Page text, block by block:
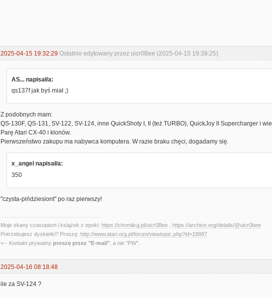
2025-04-15 19:32:29 Ostatnio edytowany przez uicr0Bee (2025-04-15 19:39:25)
AS... napisał/a:
qs137f jak byś miał ;)
Z podobnych mam:
QS-130F, QS-131, SV-122, SV-124, inne QuickShoty I, II (też TURBO), QuickJoy II Supercharger i
Parę Atari CX-40 i klonów.
Pierwszeństwo zakupu ma nabywca komputera. W razie braku chęci, dogadamy się.
x_angel napisał/a:
350
"czysta-pińdziesiont" po raz pierwszy!
Moje skany czasopism i książek z epoki: https://chomikuj.pl/uicr0Bee ; https://archive.org/details/@uicr0bee
Potrzebujesz dyskietki? Proszę: http://www.atari.org.pl/forum/viewtopic.php?id=18887
<-- Kontakt prywatny proszę przez "E-mail" , a nie "PW".
2025-04-16 08:18:48
ile za SV-124 ?